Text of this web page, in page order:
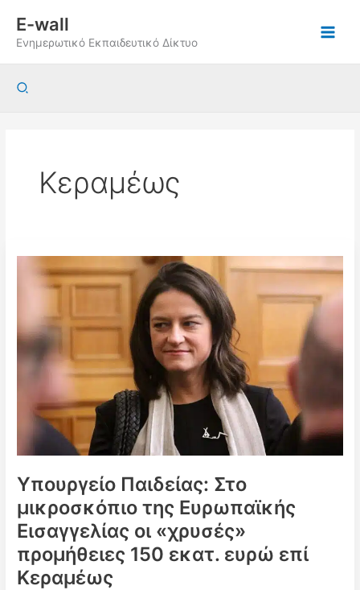
περιεχόμενο
E-wall
Ενημερωτικό Εκπαιδευτικό Δίκτυο
Αναζήτηση
Κεραμέως
Υπουργείο Παιδείας: Στο
μικροσκόπιο της Ευρωπαϊκής
Εισαγγελίας οι «χρυσές»
προμήθειες 150 εκατ. ευρώ επί
Κεραμέως